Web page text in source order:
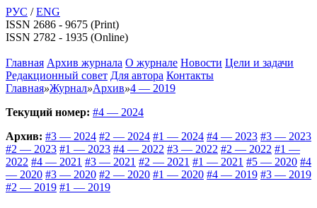
РУС /ENG
ISSN 2686 - 9675 (Print)
ISSN 2782 - 1935 (Online)
Главная Архив журнала О журнале Новости Цели и задачи
Редакционный совет Для автора Контакты
Главная»Журнал»Архив»4 — 2019
Текущий номер: #4 — 2024
Архив: #3 — 2024 #2 — 2024 #1 — 2024 #4 — 2023 #3 — 2023
#2 — 2023 #1 — 2023 #4 — 2022 #3 — 2022 #2 — 2022 #1 —
2022 #4 — 2021 #3 — 2021 #2 — 2021 #1 — 2021 #5 — 2020 #4
— 2020 #3 — 2020 #2 — 2020 #1 — 2020 #4 — 2019 #3 — 2019
#2 — 2019 #1 — 2019